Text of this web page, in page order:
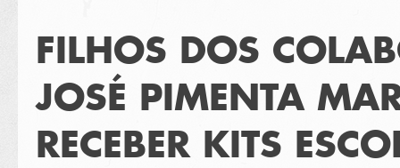
FILHOS DOS
JOSÉ PIMENTA
RECEBER KITS